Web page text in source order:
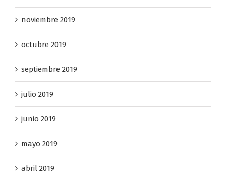
diciembre 2019
noviembre 2019
octubre 2019
septiembre 2019
julio 2019
junio 2019
mayo 2019